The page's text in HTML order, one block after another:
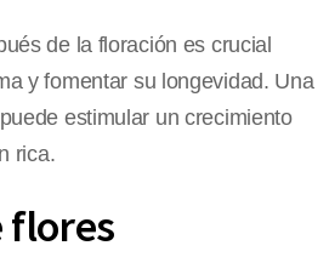
de la floración es crucial
y fomentar su longevidad. Una
estimular un crecimiento
rica.
flores